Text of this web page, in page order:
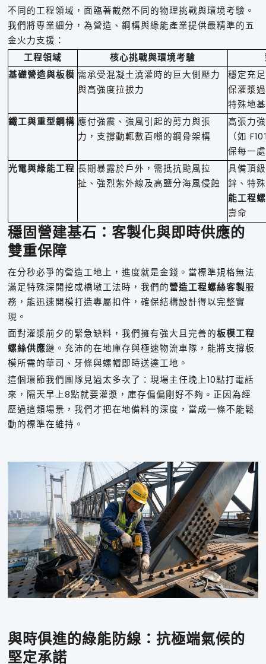
不同的工程領域，面臨著截然不同的物理挑戰與環境考驗。
我們將專業細分，為營造、鋼構與綠能產業提供最精準的五
金火力支援：
工程領域
核心挑戰與環境考驗
基礎營造與板模 需承受混凝土澆灌時的巨大側壓力
與高強度拉拔力
穩定充
保灌漿
特殊地
鐵工與重型鋼構 應付強震、強風引起的剪力與張
力，支撐動輒數百噸的鋼骨架構
高張力
（如
保每一
光電與綠能工程 長期暴露於戶外，需抵抗颱風拉
扯、強烈紫外線及高鹽分海風侵蝕
具備頂
鋅、特
能工程
壽命
穩固營建基石：客製化與即時供應的
雙重保障
在分秒必爭的營造工地上，進度就是金錢。當標準規格無法
滿足特殊深開挖或橋墩工法時，我們的營造工程螺絲客製服
務，能迅速開模打造專屬扣件，確保結構設計得以完整實
現。
面對灌漿前夕的緊急缺料，我們擁有強大且完善的板模工程
螺絲供應鏈。充沛的在地庫存與極速物流車隊，能將支撐板
模所需的華司、牙條與螺帽即時送達工地。
這個環節我們團隊見過太多次了：現場主任晚上10點打電話
來，隔天早上8點就要灌漿，庫存偏偏剛好不夠。正因為經
歷過這類場景，我們才把在地備料的深度，當成一條不能鬆
動的標準在維持。
與時俱進的綠能防線：抗極端氣候的
堅定承諾